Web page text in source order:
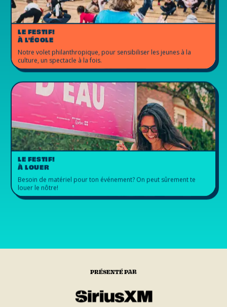
LE FESTIF!
À L'ÉCOLE
Notre volet philanthropique, pour sensibiliser les jeunes à la
culture, un spectacle à la fois.
LE FESTIF!
À LOUER
Besoin de matériel pour ton événement? On peut sûrement te
louer le nôtre!
PRÉSENTÉ PAR